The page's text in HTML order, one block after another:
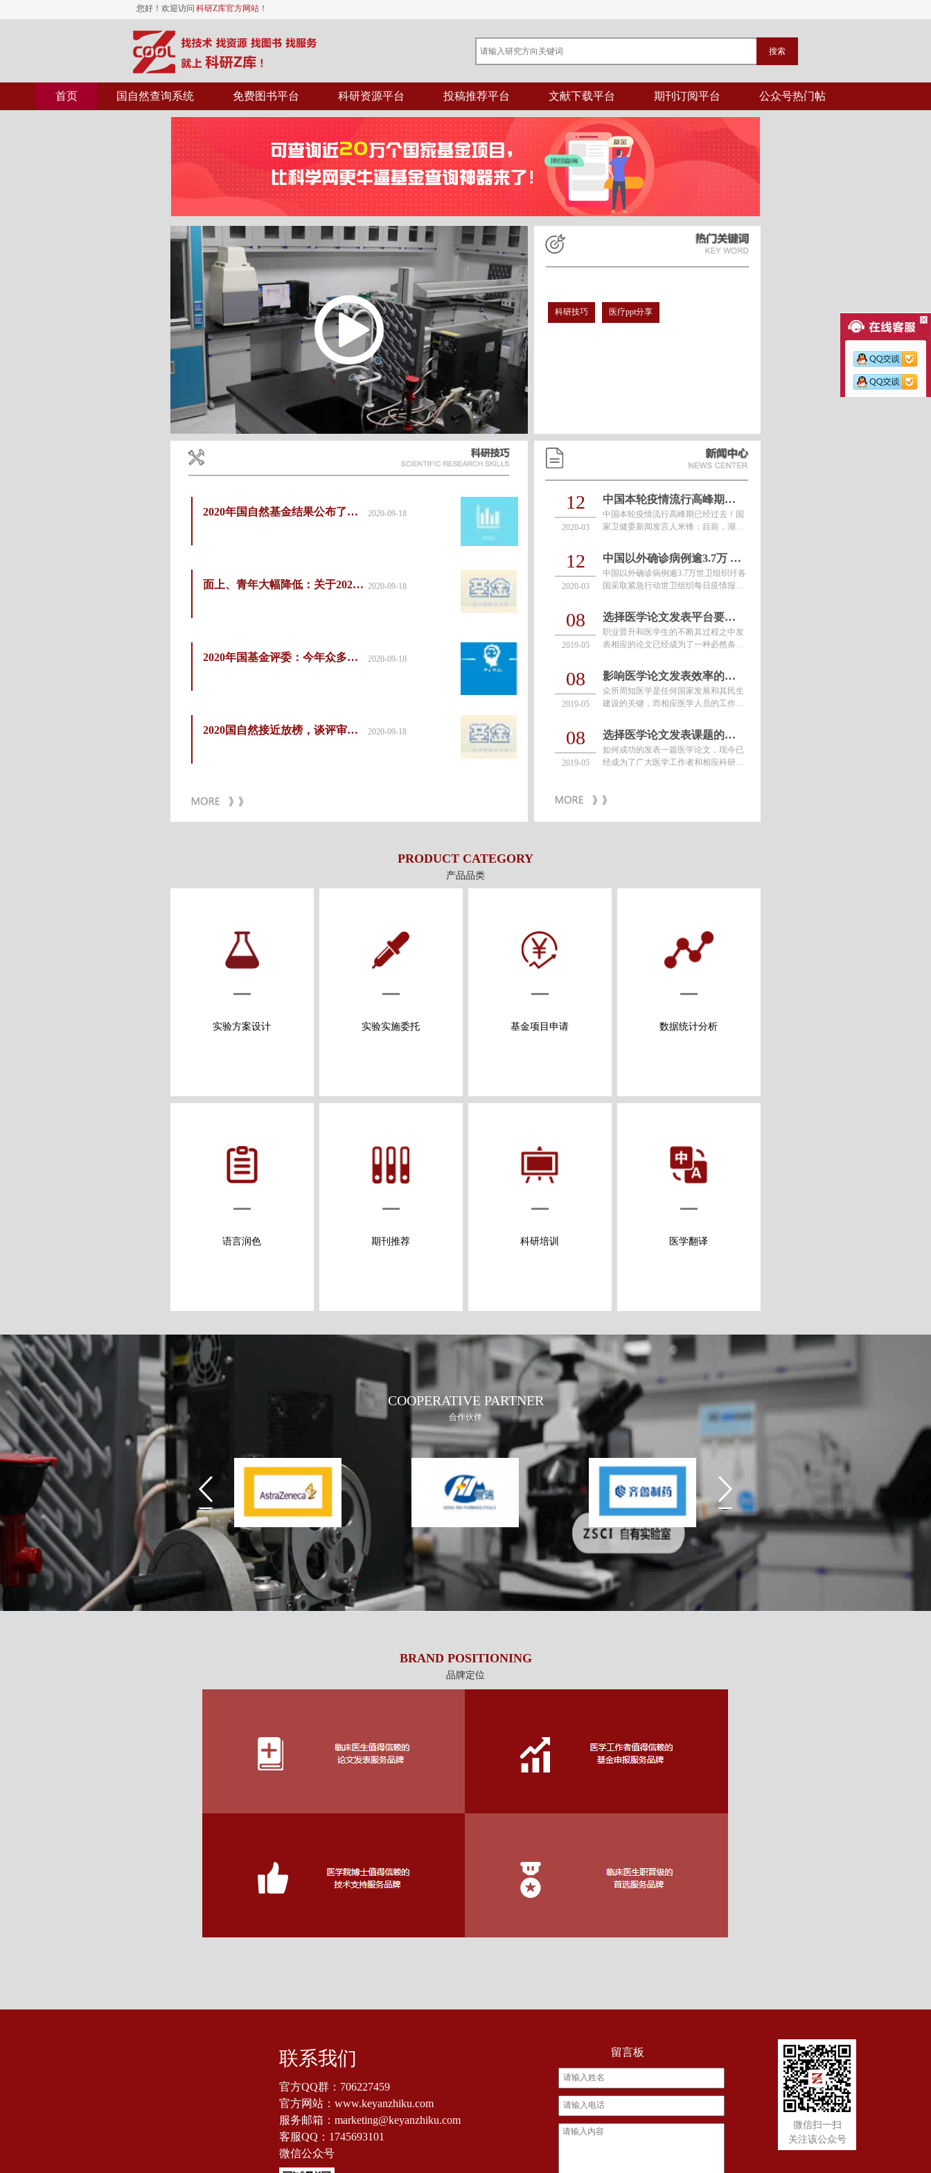
您好！欢迎访问 科研Z库官方网站 ！
首页 国自然查询系统 免费图书平台 科研资源平台 投稿推荐平台 文献下载平台 期刊订阅平台 公众号热门帖
科研技巧 医疗ppt分享
2020年国自然基金结果公布了！你中了吗？ 2020-09-18
面上、青年大幅降低：关于2020年度国家自然科学基金申请项目评审结果的通告 2020-09-18
2020年国基金评委：今年众多基金申请人还在犯这个错！ 2020-09-18
2020国自然接近放榜，谈评审感受！ 2020-09-18
12
2020-03
中国本轮疫情流行高峰期已经过去！
中国本轮疫情流行高峰期已经过去！国
家卫健委新闻发言人米锋：目前，湖北
增确诊病例。湖北以外新增确诊病
12
2020-03
中国以外确诊病例逾3.7万 世卫组织吁各国采取紧急行动
中国以外确诊病例逾3.7万世卫组织吁各
国采取紧急行动世卫组织每日疫情报告
京时间11日17时)，中国以外新冠肺炎
确
08
2019-05
选择医学论文发表平台要看哪些方面
职业晋升和医学生的不断其过程之中发
表相应的论文已经成为了一种必然条
的重要媒介，也成为了目前晋升评判
08
2019-05
影响医学论文发表效率的因素有哪些
众所周知医学是任何国家发展和其民生
建设的关键，而相应医学人员的工作素
进步和医学人员素养的关键因素。
08
2019-05
选择医学论文发表课题的要点有哪些
如何成功的发表一篇医学论文，现今已
经成为了广大医学工作者和相应科研人
PRODUCT CATEGORY
产品品类
实验方案设计 实验实施委托 基金项目申请 数据统计分析
语言润色 期刊推荐 科研培训 医学翻译
COOPERATIVE PARTNER
合作伙伴
BRAND POSITIONING
品牌定位
联系我们
官方QQ群： 706227459
官方网站：www.keyanzhiku.com
服务邮箱：marketing@keyanzhiku.com
客服QQ： 1745693101
微信公众号
留言板
微信扫一扫
关注该公众号